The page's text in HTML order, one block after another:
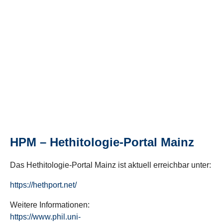
HPM – Hethitologie-Portal Mainz
Das Hethitologie-Portal Mainz ist aktuell erreichbar unter:
https://hethport.net/
Weitere Informationen:
https://www.phil.uni-